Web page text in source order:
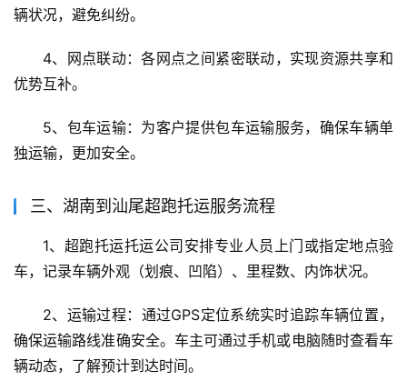
辆状况，避免纠纷。
4、网点联动：各网点之间紧密联动，实现资源共享和
优势互补。
5、包车运输：为客户提供包车运输服务，确保车辆单
独运输，更加安全。
三、湖南到汕尾超跑托运服务流程
1、超跑托运托运公司安排专业人员上门或指定地点验
车，记录车辆外观（划痕、凹陷）、里程数、内饰状况。
2、运输过程：通过GPS定位系统实时追踪车辆位置，
确保运输路线准确安全。车主可通过手机或电脑随时查看车
辆动态，了解预计到达时间。